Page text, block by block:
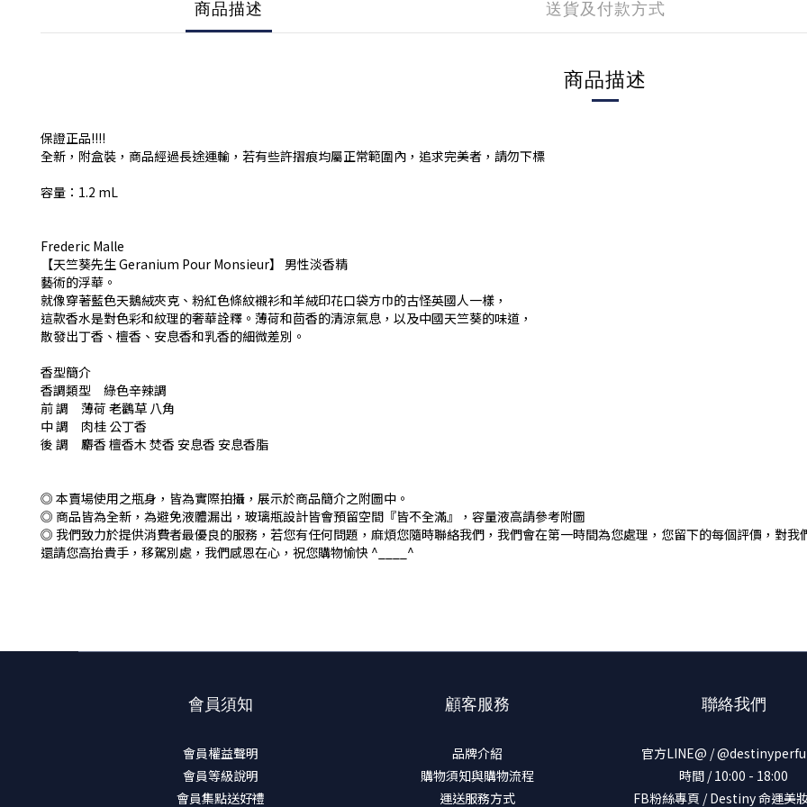
商品描述 送貨及付款方式
商品描述
保證正品!!!!
全新，附盒裝，商品經過長途運輸，若有些許摺痕均屬正常範圍內，追求完美者，請勿下標
容量：1.2 mL
Frederic Malle
【天竺葵先生 Geranium Pour Monsieur】 男性淡香精
藝術的浮華。
就像穿著藍色天鵝絨夾克、粉紅色條紋襯衫和羊絨印花口袋方巾的古怪英國人一樣，
這款香水是對色彩和紋理的奢華詮釋。薄荷和茴香的清涼氣息，以及中國天竺葵的味道，
散發出丁香、檀香、安息香和乳香的細微差別。
香型簡介
香調類型 綠色辛辣調
前 調 薄荷 老鸛草 八角
中 調 肉桂 公丁香
後 調 麝香 檀香木 焚香 安息香 安息香脂
◎ 本賣場使用之瓶身，皆為實際拍攝，展示於商品簡介之附圖中。
◎ 商品皆為全新，為避免液體漏出，玻璃瓶設計皆會預留空間『皆不全滿』，容量液高請參考附圖
◎ 我們致力於提供消費者最優良的服務，若您有任何問題，麻煩您隨時聯絡我們，我們會在第一時間為您處理，您留下的每個評價，對
還請您高抬貴手，移駕別處，我們感恩在心，祝您購物愉快 ^____^
會員須知
會員權益聲明
會員等級說明
會員集點送好禮
顧客服務
品牌介紹
購物須知與購物流程
運送服務方式
聯絡我們
官方LINE@ /
時間 / 10:00 - 18:00
FB粉絲專頁 / Destiny 命運美